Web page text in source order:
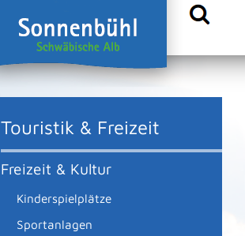
Touristik & Freizeit
Freizeit & Kultur
Kinderspielplätze
Sportanlagen